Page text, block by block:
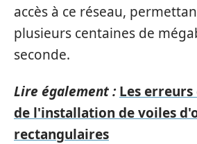
accès à ce réseau,
plusieurs centaines de
seconde.
Lire également : Les
de l'installation de voiles
rectangulaires